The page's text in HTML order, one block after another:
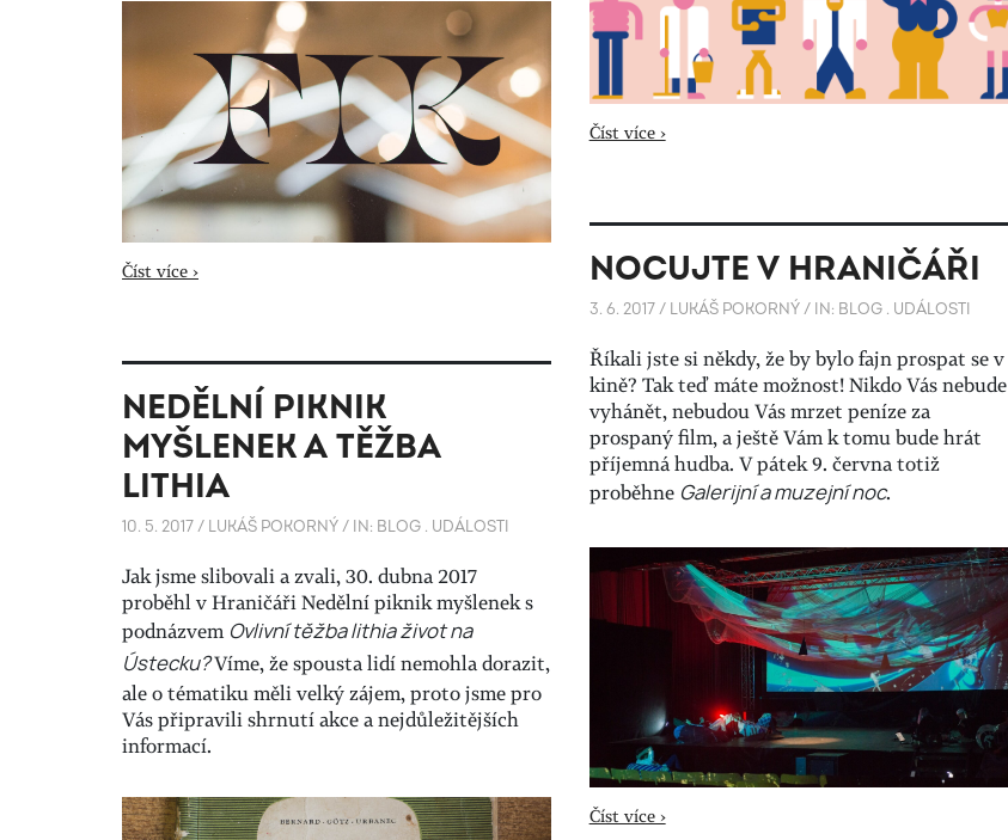
Číst více ›
Číst více ›
NOCUJTE V HRANIČÁŘI
3. 6. 2017 / LUKÁŠ POKORNÝ / IN: BLOG. UDÁLOSTI
Říkali jste si někdy, že by bylo fajn prospat se v
kině? Tak teď máte možnost! Nikdo Vás nebude
vyhánět, nebudou Vás mrzet peníze za
prospaný film, a ještě Vám k tomu bude hrát
příjemná hudba. V pátek 9. června totiž
proběhne Galerijní a muzejní noc.
Číst více ›
NEDĚLNÍ PIKNIK
MYŠLENEK A TĚŽBA
LITHIA
10. 5. 2017/ LUKÁŠ POKORNÝ/ IN: BLOG . UDÁLOSTI
Jak jsme slibovali a zvali, 30. dubna 2017
proběhl v Hraničáři Nedělní piknik myšlenek s
podnázvem Ovlivní těžba lithia život na
Ústecku?Víme, že spousta lidí nemohla dorazit,
ale o tématiku měli velký zájem, proto jsme pro
Vás připravili shrnutí akce a nejdůležitějších
informací.